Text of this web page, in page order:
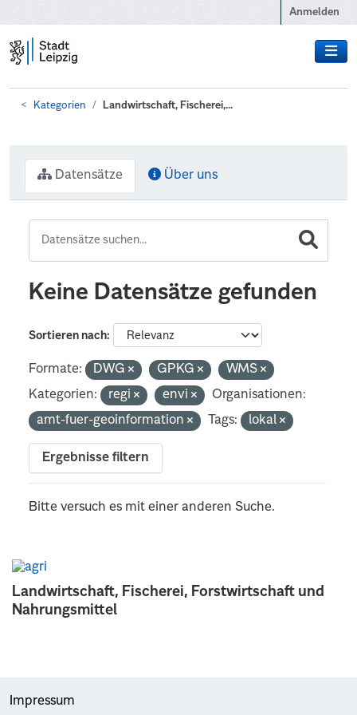
Anmelden
Kategorien Landwirtschaft, Fischerei,...
Landwirtschaft, Fischerei, Forstwirtschaft und
Nahrungsmittel
Datensätze Über uns
Keine Datensätze gefunden
Sortieren nach
Formate: DWG GPKG
WMS
Kategorien:
regi envi
Organisationen:
amt-fuer-geoinformation
Tags: lokal
Ergebnisse filtern
Bitte versuch es mit einer anderen Suche.
Impressum